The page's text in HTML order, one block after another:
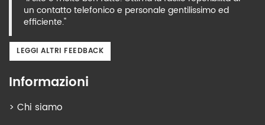
un contatto telefonico e personale gentilissimo ed
efficiente."
LEGGI ALTRI FEEDBACK
Informazioni
> Chi siamo